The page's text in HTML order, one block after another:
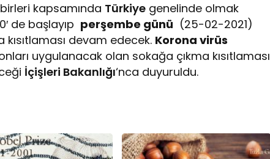
kapsamında Türkiye genelinde olmak
de başlayıp perşembe günü (25-02-2021)
devam edecek. Korona virüs
uygulanacak olan sokağa çıkma kısıtlaması
İçişleri Bakanlığı‘nca duyuruldu.